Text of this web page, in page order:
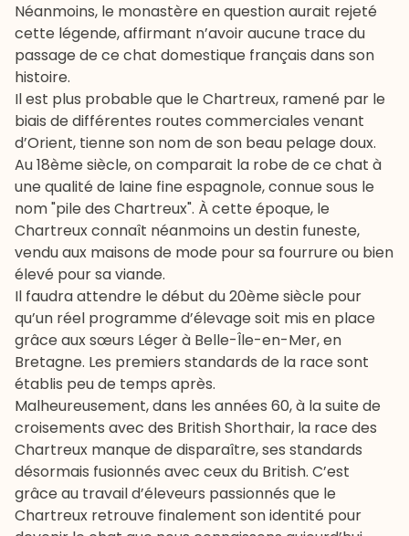
Néanmoins, le monastère en question aurait rejeté
cette légende, affirmant n’avoir aucune trace du
passage de ce chat domestique français dans son
histoire.
Il est plus probable que le Chartreux, ramené par le
biais de différentes routes commerciales venant
d’Orient, tienne son nom de son beau pelage doux.
Au 18ème siècle, on comparait la robe de ce chat à
une qualité de laine fine espagnole, connue sous le
nom "pile des Chartreux". À cette époque, le
Chartreux connaît néanmoins un destin funeste,
vendu aux maisons de mode pour sa fourrure ou bien
élevé pour sa viande.
Il faudra attendre le début du 20ème siècle pour
qu’un réel programme d’élevage soit mis en place
grâce aux sœurs Léger à Belle-Île-en-Mer, en
Bretagne. Les premiers standards de la race sont
établis peu de temps après.
Malheureusement, dans les années 60, à la suite de
croisements avec des British Shorthair, la race des
Chartreux manque de disparaître, ses standards
désormais fusionnés avec ceux du British. C’est
grâce au travail d’éleveurs passionnés que le
Chartreux retrouve finalement son identité pour